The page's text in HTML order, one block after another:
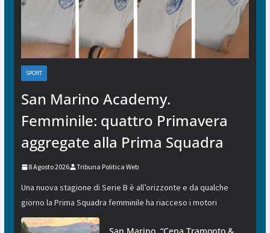
SPORT
San Marino Academy.
Femminile: quattro Primavera
aggregate alla Prima Squadra
8 Agosto 2026 Tribuna Politica Web
Una nuova stagione di Serie B è all’orizzonte e da qualche
giorno la Prima Squadra femminile ha riacceso i motori